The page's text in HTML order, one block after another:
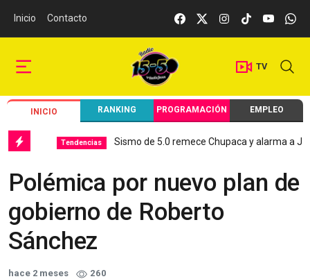
Inicio Contacto
TV
INICIO RANKING PROGRAMACIÓN EMPLEO
Tendencias Sismo de 5.0 remece Chupaca y alarma a Junín
Polémica por nuevo plan de
gobierno de Roberto
Sánchez
hace 2 meses 260